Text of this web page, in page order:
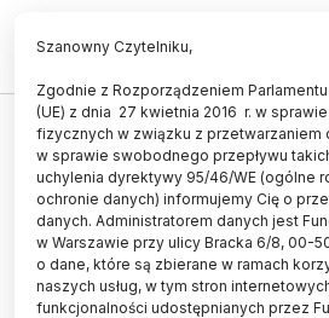
TSUE
Szanowny Czytelniku,
Zgodnie z Rozporządzeniem
(UE) z dnia 27 kwietnia 2016 r. w
fizycznych w związku z przetwarzaniem
w sprawie swobodnego przepływu
uchylenia dyrektywy 95/46/WE (ogólne
ochronie danych) informujemy Cię o
danych. Administratorem danych jest
w Warszawie przy ulicy Bracka 6/8, 00-
o dane, które są zbierane w ramach
naszych usług, w tym stron
funkcjonalności udostępnianych przez